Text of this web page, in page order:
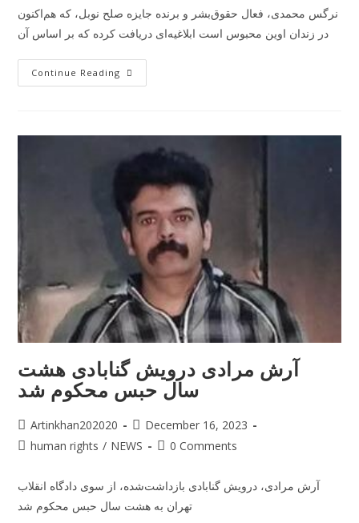
نرگس محمدی، فعال حقوق‌بشر و برنده جایزه صلح نوبل، که هم‌اکنون
در زندان اوین محبوس است ابلاغیه‌ای دریافت کرده که بر اساس آن
Continue Reading
آرش مرادی درویش گنابادی هشت
سال حبس محکوم شد
Artinkhan202020
December 16, 2023
human rights / NEWS 0 Comments
آرش مرادی، درویش گنابادی بازداشت‌شده، از سوی دادگاه انقلاب
تهران به هشت سال حبس محکوم شد